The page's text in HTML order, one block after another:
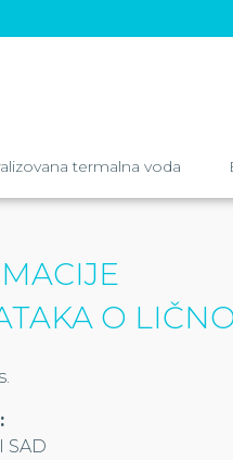
termalna voda
O
SAD